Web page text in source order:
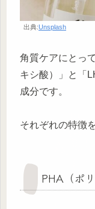
出典:Unsplash
角質ケアにとっ
キシ酸）」と「
成分です。
それぞれの特徴
PHA（ポ